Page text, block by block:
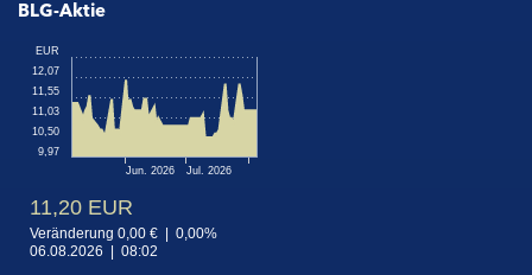
BLG-Aktie